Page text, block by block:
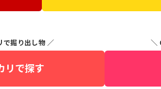
で掘り出し物 ／
リで探す
＼